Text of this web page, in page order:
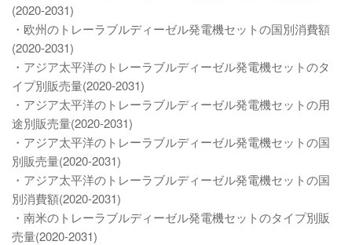
(2020-2031)
・欧州のトレーラブルディーゼル発電機セットの国別消費額
(2020-2031)
・アジア太平洋のトレーラブルディーゼル発電機セットのタ
イプ別販売量(2020-2031)
・アジア太平洋のトレーラブルディーゼル発電機セットの用
途別販売量(2020-2031)
・アジア太平洋のトレーラブルディーゼル発電機セットの国
別販売量(2020-2031)
・アジア太平洋のトレーラブルディーゼル発電機セットの国
別消費額(2020-2031)
・南米のトレーラブルディーゼル発電機セットのタイプ別販
売量(2020-2031)